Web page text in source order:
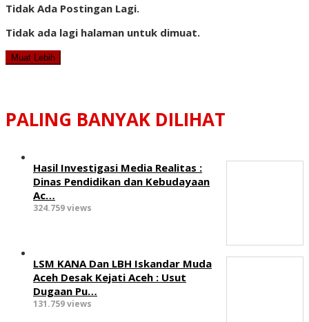
Tidak Ada Postingan Lagi.
Tidak ada lagi halaman untuk dimuat.
Muat Lebih
PALING BANYAK DILIHAT
Hasil Investigasi Media Realitas :
‎Dinas Pendidikan dan Kebudayaan
Ac…
324.759 views
LSM KANA Dan LBH Iskandar Muda
Aceh Desak Kejati Aceh : Usut
Dugaan Pu…
131.759 views